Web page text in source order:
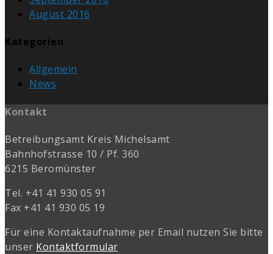
August 2016
Kategorien
Allgemein
News
Kontakt
Betreibungsamt Kreis Michelsamt
Bahnhofstrasse 10 / Pf. 360
6215 Beromünster
Tel. +41 41 930 05 91
Fax +41 41 930 05 19
Für eine Kontaktaufnahme per Email nutzen Sie bitte
unser Kontaktformular